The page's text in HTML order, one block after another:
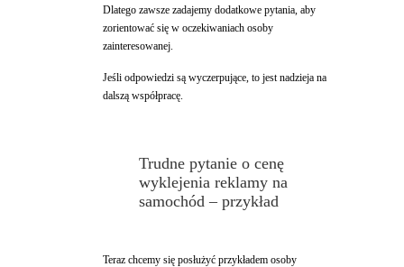
Dlatego zawsze zadajemy dodatkowe pytania, aby
zorientować się w oczekiwaniach osoby
zainteresowanej.
Jeśli odpowiedzi są wyczerpujące, to jest nadzieja na
dalszą współpracę.
Trudne pytanie o cenę
wyklejenia reklamy na
samochód – przykład
Teraz chcemy się posłużyć przykładem osoby